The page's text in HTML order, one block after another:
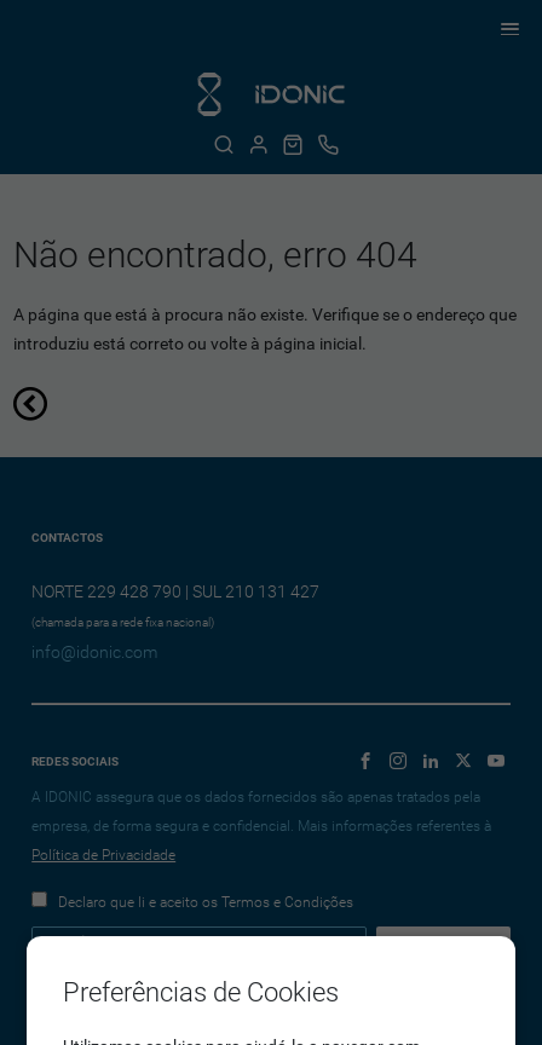
Não encontrado, erro 404
A página que está à procura não existe. Verifique se o endereço que
introduziu está correto ou volte à página inicial.
CONTACTOS
NORTE 229 428 790 | SUL 210 131 427
(chamada para a rede fixa nacional)
info@idonic.com
REDES SOCIAIS
A IDONIC assegura que os dados fornecidos são apenas tratados pela
empresa, de forma segura e confidencial. Mais informações referentes à
Política de Privacidade
Declaro que li e aceito os Termos e Condições
Preferências de Cookies